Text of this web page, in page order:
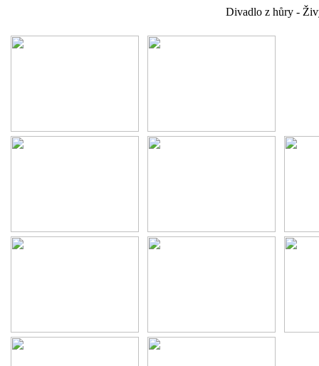
Divadlo z hůry -